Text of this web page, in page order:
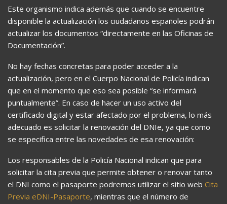
Este organismo indica además que cuando se encuentre
disponible la actualización los ciudadanos españoles podrán
actualizar los documentos “directamente en las Oficinas de
Documentación”.
No hay fechas concretas para poder acceder a la
actualización, pero en el Cuerpo Nacional de Policía indican
que en el momento que eso sea posible “se informará
puntualmente”. En caso de hacer un uso activo del
certificado digital y estar afectado por el problema, lo más
adecuado es solicitar la renovación del DNIe, ya que como
se especifica entre las novedades de esa renovación:
Los responsables de la Policía Nacional indican que para
solicitar la cita previa que permite obtener o renovar tanto
el DNI como el pasaporte podremos utilizar el sitio web Cita
Previa eDNI-Pasaporte, mientras que el número de